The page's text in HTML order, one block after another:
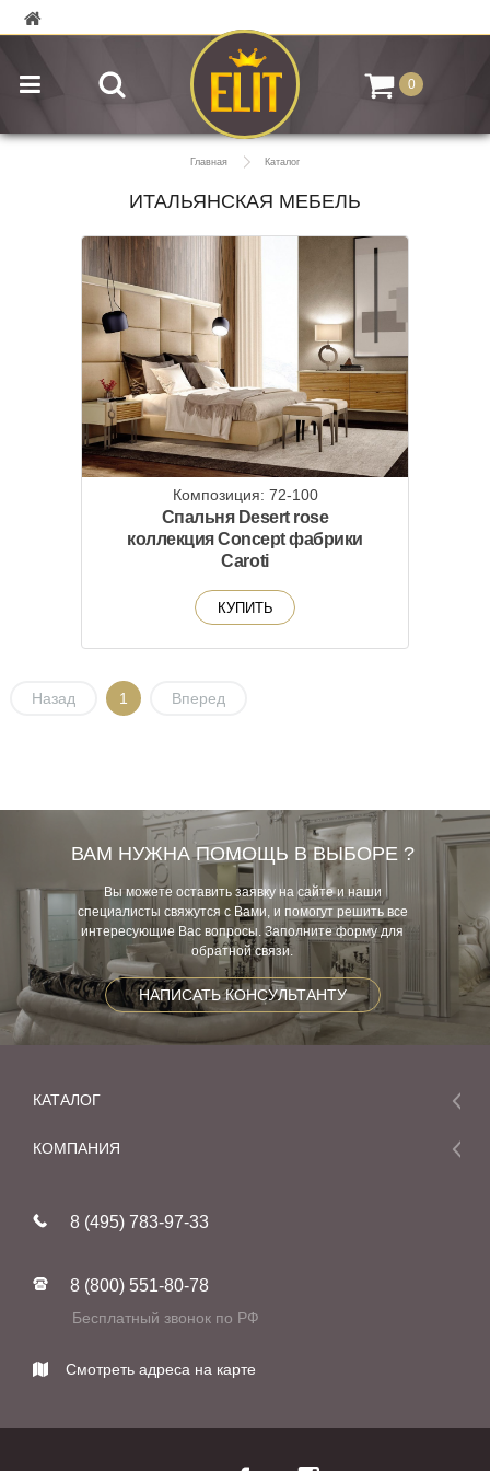
0
Главная Каталог
ИТАЛЬЯНСКАЯ МЕБЕЛЬ
Композиция: 72-100
Спальня Desert rose
коллекция Concept фабрики
Caroti
КУПИТЬ
Назад 1 Вперед
ВАМ НУЖНА ПОМОЩЬ В ВЫБОРЕ ?
Вы можете оставить заявку на сайте и наши
специалисты свяжутся с Вами, и помогут решить все
интересующие Вас вопросы. Заполните форму для
обратной связи.
НАПИСАТЬ КОНСУЛЬТАНТУ
КАТАЛОГ
Мебель
Фабрики
КОМПАНИЯ
Реставрация
Контакты
8 (495) 783-97-33
8 (800) 551-80-78
Бесплатный звонок по РФ
Смотреть адреса на карте